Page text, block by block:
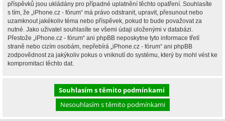
příspěvků jsou ukládány pro případné uplatnění těchto opatření. Souhlasíte
s tím, že „iPhone.cz - fórum“ má právo odstranit, upravit, přesunout nebo
uzamknout jakékoliv téma nebo příspěvek, pokud to bude považovat za
nutné. Jako uživatel souhlasíte se všemi údaji uloženými v databázi.
Přestože „iPhone.cz - fórum“ ani phpBB neposkytne tyto informace třetí
straně nebo cizím osobám, nepřebírá „iPhone.cz - fórum“ ani phpBB
zodpovědnost za jakýkoliv pokus o vniknutí do systému, který by mohl vést ke
kompromitaci těchto dat.